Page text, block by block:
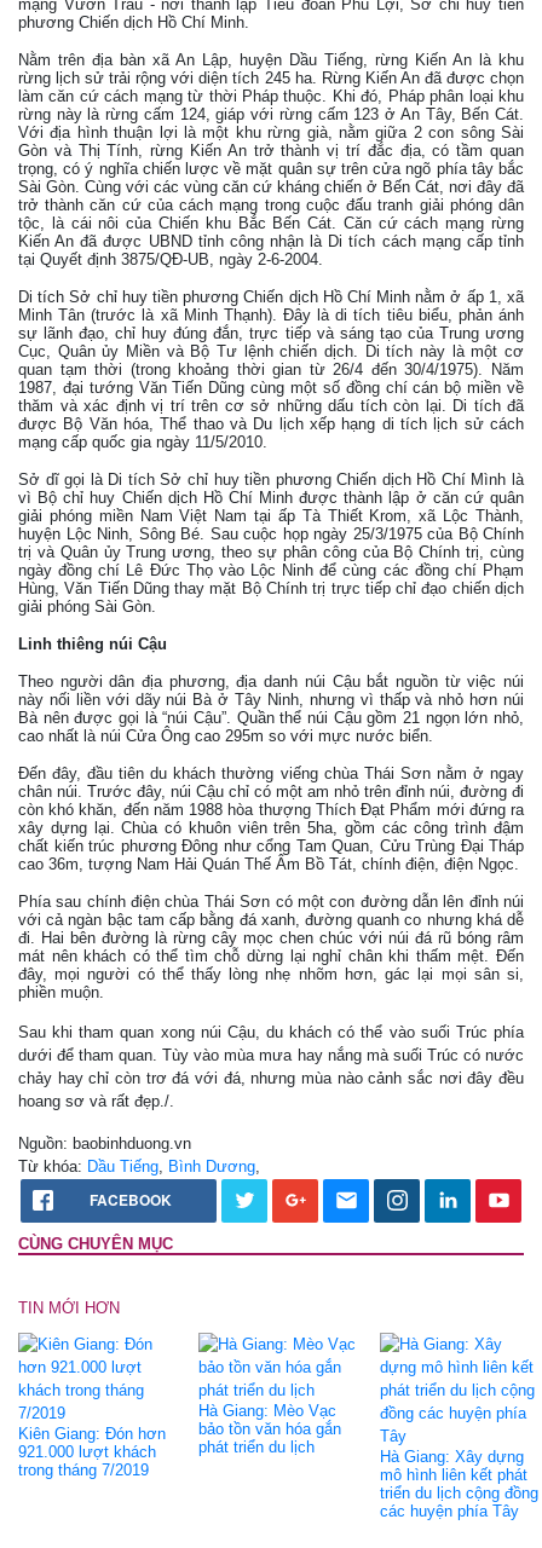
mạng Vườn Trầu - nơi thành lập Tiểu đoàn Phú Lợi, Sở chỉ huy tiền
phương Chiến dịch Hồ Chí Minh.
Nằm trên địa bàn xã An Lập, huyện Dầu Tiếng, rừng Kiến An là khu
rừng lịch sử trải rộng với diện tích 245 ha. Rừng Kiến An đã được chọn
làm căn cứ cách mạng từ thời Pháp thuộc. Khi đó, Pháp phân loại khu
rừng này là rừng cấm 124, giáp với rừng cấm 123 ở An Tây, Bến Cát.
Với địa hình thuận lợi là một khu rừng già, nằm giữa 2 con sông Sài
Gòn và Thị Tính, rừng Kiến An trở thành vị trí đắc địa, có tầm quan
trọng, có ý nghĩa chiến lược về mặt quân sự trên cửa ngõ phía tây bắc
Sài Gòn. Cùng với các vùng căn cứ kháng chiến ở Bến Cát, nơi đây đã
trở thành căn cứ của cách mạng trong cuộc đấu tranh giải phóng dân
tộc, là cái nôi của Chiến khu Bắc Bến Cát. Căn cứ cách mạng rừng
Kiến An đã được UBND tỉnh công nhận là Di tích cách mạng cấp tỉnh
tại Quyết định 3875/QĐ-UB, ngày 2-6-2004.
Di tích Sở chỉ huy tiền phương Chiến dịch Hồ Chí Minh nằm ở ấp 1, xã
Minh Tân (trước là xã Minh Thạnh). Đây là di tích tiêu biểu, phản ánh
sự lãnh đạo, chỉ huy đúng đắn, trực tiếp và sáng tạo của Trung ương
Cục, Quân ủy Miền và Bộ Tư lệnh chiến dịch. Di tích này là một cơ
quan tạm thời (trong khoảng thời gian từ 26/4 đến 30/4/1975). Năm
1987, đại tướng Văn Tiến Dũng cùng một số đồng chí cán bộ miền về
thăm và xác định vị trí trên cơ sở những dấu tích còn lại. Di tích đã
được Bộ Văn hóa, Thể thao và Du lịch xếp hạng di tích lịch sử cách
mạng cấp quốc gia ngày 11/5/2010.
Sở dĩ gọi là Di tích Sở chỉ huy tiền phương Chiến dịch Hồ Chí Mình là
vì Bộ chỉ huy Chiến dịch Hồ Chí Minh được thành lập ở căn cứ quân
giải phóng miền Nam Việt Nam tại ấp Tà Thiết Krom, xã Lộc Thành,
huyện Lộc Ninh, Sông Bé. Sau cuộc họp ngày 25/3/1975 của Bộ Chính
trị và Quân ủy Trung ương, theo sự phân công của Bộ Chính trị, cùng
ngày đồng chí Lê Đức Thọ vào Lộc Ninh để cùng các đồng chí Phạm
Hùng, Văn Tiến Dũng thay mặt Bộ Chính trị trực tiếp chỉ đạo chiến dịch
giải phóng Sài Gòn.
Linh thiêng núi Cậu
Theo người dân địa phương, địa danh núi Cậu bắt nguồn từ việc núi
này nối liền với dãy núi Bà ở Tây Ninh, nhưng vì thấp và nhỏ hơn núi
Bà nên được gọi là “núi Cậu”. Quần thể núi Cậu gồm 21 ngọn lớn nhỏ,
cao nhất là núi Cửa Ông cao 295m so với mực nước biển.
Đến đây, đầu tiên du khách thường viếng chùa Thái Sơn nằm ở ngay
chân núi. Trước đây, núi Cậu chỉ có một am nhỏ trên đỉnh núi, đường đi
còn khó khăn, đến năm 1988 hòa thượng Thích Đạt Phẩm mới đứng ra
xây dựng lại. Chùa có khuôn viên trên 5ha, gồm các công trình đậm
chất kiến trúc phương Đông như cổng Tam Quan, Cửu Trùng Đại Tháp
cao 36m, tượng Nam Hải Quán Thế Âm Bồ Tát, chính điện, điện Ngọc.
Phía sau chính điện chùa Thái Sơn có một con đường dẫn lên đỉnh núi
với cả ngàn bậc tam cấp bằng đá xanh, đường quanh co nhưng khá dễ
đi. Hai bên đường là rừng cây mọc chen chúc với núi đá rũ bóng râm
mát nên khách có thể tìm chỗ dừng lại nghỉ chân khi thấm mệt. Đến
đây, mọi người có thể thấy lòng nhẹ nhõm hơn, gác lại mọi sân si,
phiền muộn.
Sau khi tham quan xong núi Cậu, du khách có thể vào suối Trúc phía
dưới để tham quan. Tùy vào mùa mưa hay nắng mà suối Trúc có nước
chảy hay chỉ còn trơ đá với đá, nhưng mùa nào cảnh sắc nơi đây đều
hoang sơ và rất đẹp./.
Nguồn: baobinhduong.vn
Từ khóa: Dầu Tiếng Bình Dương
FACEBOOK
CÙNG CHUYÊN MỤC
TIN MỚI HƠN
Kiên Giang: Đón hơn
921.000 lượt khách
trong tháng 7/2019
Hà Giang: Mèo Vạc
bảo tồn văn hóa gắn
phát triển du lịch
Hà Giang: Xây dựng
mô hình liên kết phát
triển du lịch cộng đồng
các huyện phía Tây